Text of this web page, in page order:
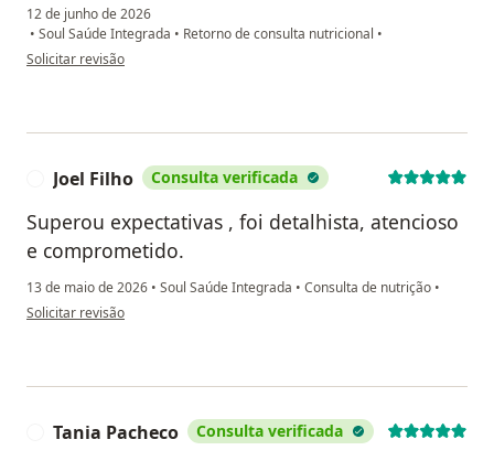
12 de junho de 2026
• Soul Saúde Integrada • Retorno de consulta nutricional •
na opinião do utilizador Elton
Solicitar revisão
Joel Filho Consulta verificada
Superou expectativas , foi detalhista, atencioso
e comprometido.
13 de maio de 2026 • Soul Saúde Integrada • Consulta de nutrição •
na opinião do utilizador Joel Filho
Solicitar revisão
Tania Pacheco Consulta verificada